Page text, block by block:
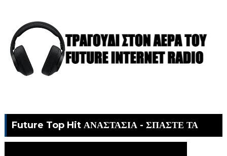
Future Top Hit ΑΝΑΣΤΑΣΙΑ - ΣΠΑΣΤΕ ΤΑ